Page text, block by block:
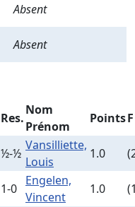
Absent
Absent
Res.
Nom
Prénom
Points
½-½
Vansilliette,
Louis
1.0
1-0
Engelen,
Vincent
1.0